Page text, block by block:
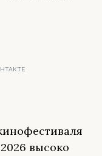
высоко